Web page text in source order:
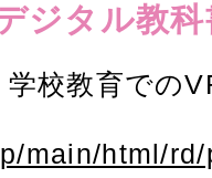
ジタル教
学校教育での
main/html/